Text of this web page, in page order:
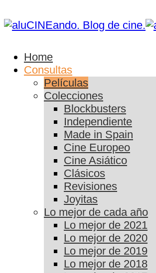
Home
Consultas
Películas
Colecciones
Blockbusters
Independiente
Made in Spain
Cine Europeo
Cine Asiático
Clásicos
Revisiones
Joyitas
Lo mejor de cada año
Lo mejor de 2021
Lo mejor de 2020
Lo mejor de 2019
Lo mejor de 2018